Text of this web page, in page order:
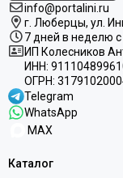
info@portalini.ru
г. Люберцы, ул.
7 дней в неделю
ИП Колесников
ИНН:
ОГРН:
Telegram
WhatsApp
MAX
Каталог